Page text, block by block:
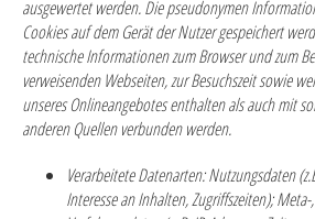
ausgewertet werden. Die pseudonymen
Cookies auf dem Gerät der Nutzer gespeichert
technische Informationen zum Browser und zum
verweisenden Webseiten, zur Besuchszeit sowie
unseres Onlineangebotes enthalten als auch mit
anderen Quellen verbunden werden.
Verarbeitete Datenarten:Nutzungsdaten
Interesse an Inhalten, Zugriffszeiten);